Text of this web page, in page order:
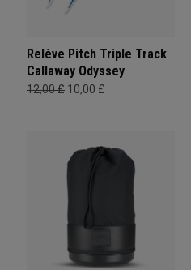
Reléve Pitch Triple Track
Callaway Odyssey
12,00 £ 10,00 £